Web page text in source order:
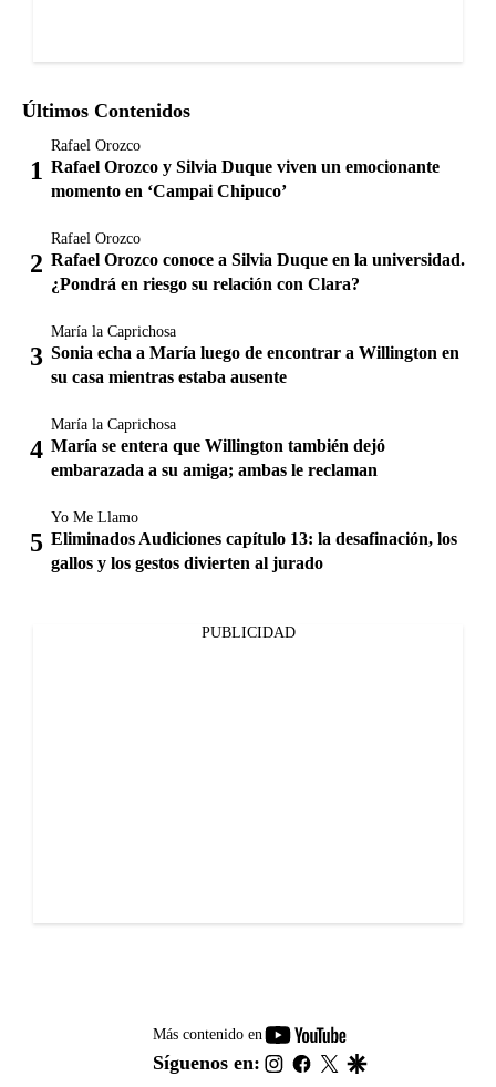
Últimos Contenidos
Rafael Orozco
Rafael Orozco y Silvia Duque viven un emocionante
momento en ‘Campai Chipuco’
Rafael Orozco
Rafael Orozco conoce a Silvia Duque en la universidad.
¿Pondrá en riesgo su relación con Clara?
María la Caprichosa
Sonia echa a María luego de encontrar a Willington en
su casa mientras estaba ausente
María la Caprichosa
María se entera que Willington también dejó
embarazada a su amiga; ambas le reclaman
Yo Me Llamo
Eliminados Audiciones capítulo 13: la desafinación, los
gallos y los gestos divierten al jurado
PUBLICIDAD
Más contenido en
youtube-
footer
Síguenos en: instagram
facebook
twitter